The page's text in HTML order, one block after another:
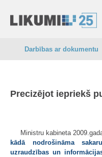
Darbības ar dokumentu
Precizējot iepriekš
Ministru kabineta
kādā nodrošināma
uzraudzības un